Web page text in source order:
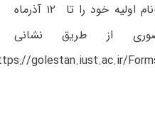
گفتنی است متقاضیان باید ثبت‌نام اولیه خود را تا ۱۲ آذرماه
از طریق نشانی
golestan.iust.ac.ir/